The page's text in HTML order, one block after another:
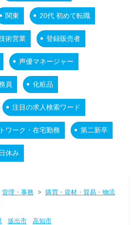
関東 20代 初めて転職
術営業 登録販売者
声優マネージャー
員 化粧品
注目の求人検索ワード
ワーク・在宅勤務 第二新卒
休み
管理・事務> 購買・資材・貿易・物流
坂出市
高知市